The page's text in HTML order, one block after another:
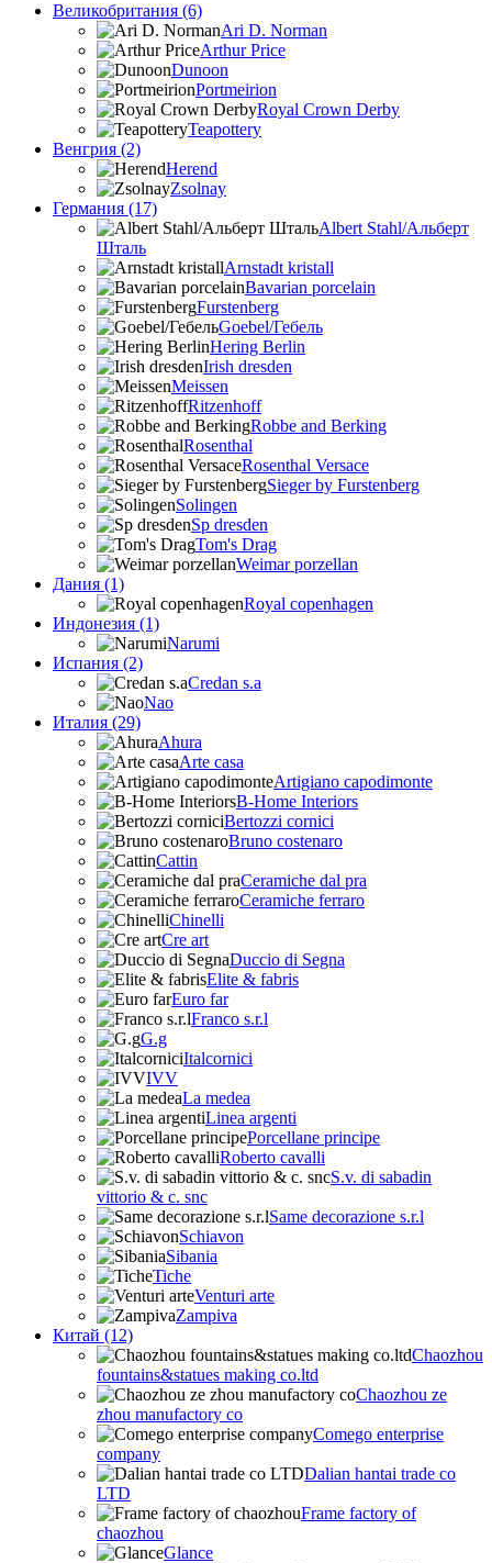
Великобритания (6)
Ari D. Norman
Arthur Price
Dunoon
Portmeirion
Royal Crown Derby
Teapottery
Венгрия (2)
Herend
Zsolnay
Германия (17)
Albert Stahl/Альбеpт
Шталь
Arnstadt kristall
Bavarian porcelain
Furstenberg
Goebel/Гебель
Hering Berlin
Irish dresden
Meissen
Ritzenhoff
Robbe and Berking
Rosenthal
Rosenthal Versace
Sieger by Furstenberg
Solingen
Sp dresden
Tom's Drag
Weimar porzellan
Дания (1)
Royal copenhagen
Индонезия (1)
Narumi
Испания (2)
Credan s.a
Nao
Италия (29)
Ahura
Arte casa
Artigiano capodimonte
B-Home Interiors
Bertozzi cornici
Bruno costenaro
Cattin
Ceramiche dal pra
Ceramiche ferraro
Chinelli
Cre art
Duccio di Segna
Elite & fabris
Euro far
Franco s.r.l
G.g
Italcornici
IVV
La medea
Linea argenti
Porcellane principe
Roberto cavalli
S.v. di sabadin
vittorio & c. snc
Same decorazione s.r.l
Schiavon
Sibania
Tiche
Venturi arte
Zampiva
Китай (12)
Chaozhou
fountains&statues making co.ltd
Chaozhou ze
zhou manufactory co
Comego enterprise
company
Dalian hantai trade co
LTD
Frame factory of
chaozhou
Glance